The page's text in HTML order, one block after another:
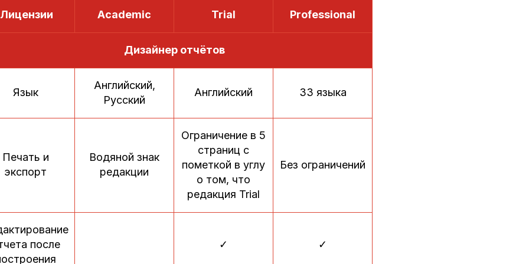
Лицензии Academic Trial Professional
Дизайнер отчётов
Язык
Английский,
Русский
Английский 33 языка
Печать и
экспорт
Водяной знак
редакции
Ограничение в 5
страниц с
пометкой в углу
о том, что
редакция Trial
Без ограничений
после
✓ ✓